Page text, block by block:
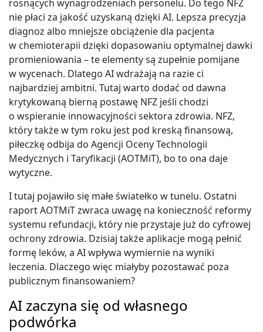
rosnących wynagrodzeniach personelu. Do tego NFZ
nie płaci za jakość uzyskaną dzięki AI. Lepsza precyzja
diagnoz albo mniejsze obciążenie dla pacjenta
w chemioterapii dzięki dopasowaniu optymalnej dawki
promieniowania – te elementy są zupełnie pomijane
w wycenach. Dlatego AI wdrażają na razie ci
najbardziej ambitni. Tutaj warto dodać od dawna
krytykowaną bierną postawę NFZ jeśli chodzi
o wspieranie innowacyjności sektora zdrowia. NFZ,
który także w tym roku jest pod kreską finansową,
piłeczkę odbija do Agencji Oceny Technologii
Medycznych i Taryfikacji (AOTMiT), bo to ona daje
wytyczne.
I tutaj pojawiło się małe światełko w tunelu. Ostatni
raport AOTMiT zwraca uwagę na konieczność reformy
systemu refundacji, który nie przystaje już do cyfrowej
ochrony zdrowia. Dzisiaj także aplikacje mogą pełnić
formę leków, a AI wpływa wymiernie na wyniki
leczenia. Dlaczego więc miałyby pozostawać poza
publicznym finansowaniem?
AI zaczyna się od własnego
podwórka